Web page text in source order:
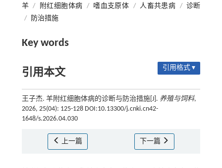
羊 / 附红细胞体病 / 嗜血支原体 / 人畜共患病 / 诊断
/
防治措施
Key words
引用本文 引用格式 ▾
王子杰. 羊附红细胞体病的诊断与防治措施[J]. 养殖与饲料,
2026, 25(04): 125-128 DOI:10.13300/j.cnki.cn42-
1648/s.2026.04.030
上一篇 下一篇